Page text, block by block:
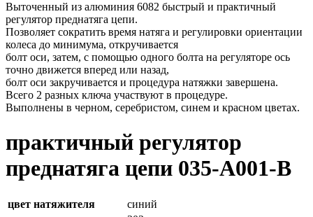
Выточенный из алюминия 6082 быстрый и практичный
регулятор преднатяга цепи.
Позволяет сократить время натяга и регулировки ориентации
колеса до минимума, откручивается
болт оси, затем, с помощью одного болта на регуляторе ось
точно движется вперед или назад,
болт оси закручивается и процедура натяжки завершена.
Всего 2 разных ключа участвуют в процедуре.
Выполнены в черном, серебристом, синем и красном цветах.
практичный регулятор
преднатяга цепи 035-A001-B
цвет натяжителя
синий